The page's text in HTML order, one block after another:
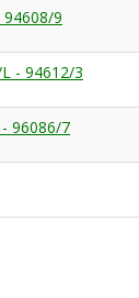
9
- 94612/3
96086/7